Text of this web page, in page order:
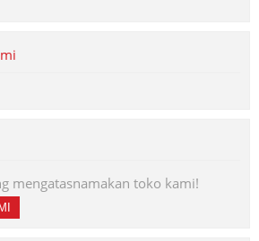
mengatasnamakan toko kami!